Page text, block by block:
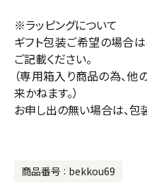
※ラッピングについて
ギフト包装ご希望の場合
ご記載ください。
（専用箱入り商品の為、
来かねます。）
お申し出の無い場合は、包
商品番号 bekkou69